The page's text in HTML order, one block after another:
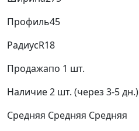
Профиль45
РадиусR18
Продажапо 1 шт.
Наличие2 шт. (через 3-5 дн.)
Средняя Средняя Средняя